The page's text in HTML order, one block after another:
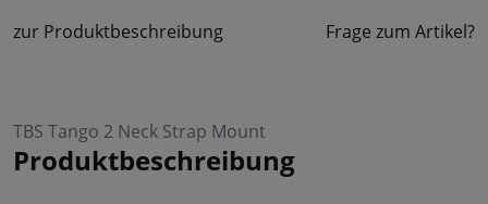
zur Produktbeschreibung Frage zum Artikel?
TBS Tango 2 Neck Strap Mount
Produktbeschreibung